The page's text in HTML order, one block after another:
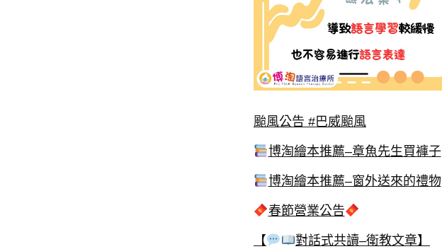
颱風公告 #巴威颱風
博淘繪本推薦–章魚先生買褲子
博淘繪本推薦–窗外送來的禮物
春節營業公告
【 對話式共讀–衛教文章】